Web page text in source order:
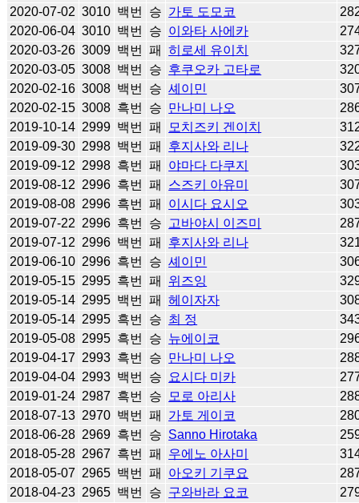
2020-07-02 3010 백번 승 가토 도모코
2020-06-04 3010 백번 승 이와타 사에카
2020-03-26 3009 백번 패 히로세 유이치
2020-03-05 3008 백번 승 후쿠오카 고타로
2020-02-16 3008 백번 승 셰이민
2020-02-15 3008 흑번 승 만나미 나오
2019-10-14 2999 백번 패 모치즈키 겐이치
2019-09-30 2998 백번 패 후지사와 리나
2019-09-12 2998 흑번 패 야마다 다쿠지
2019-08-12 2996 흑번 패 스즈키 아유미
2019-08-08 2996 흑번 패 이시다 요시오
2019-07-22 2996 흑번 승 고바야시 이즈미
2019-07-12 2996 백번 패 후지사와 리나
2019-06-10 2996 흑번 승 셰이민
2019-05-15 2995 흑번 패 위즈잉
2019-05-14 2995 백번 패 헤이자자
2019-05-14 2995 흑번 승 최 정
2019-05-08 2995 흑번 승 뉴에이코
2019-04-17 2993 흑번 승 만나미 나오
2019-04-04 2993 백번 승 요시다 미카
2019-01-24 2987 흑번 승 모로 아리사
2018-07-13 2970 백번 패 가토 게이코
2018-06-28 2969 흑번 승 Sanno Hirotaka
2018-05-28 2967 흑번 패 우에노 아사미
2018-05-07 2965 백번 패 아오키 기쿠요
2018-04-23 2965 백번 승 구와바라 요코